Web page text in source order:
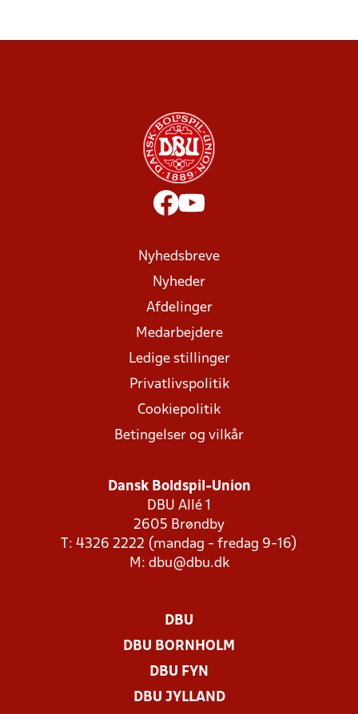
Nyhedsbreve
Nyheder
Afdelinger
Medarbejdere
Ledige stillinger
Privatlivspolitik
Cookiepolitik
Betingelser og vilkår
Dansk Boldspil-Union
DBU Allé 1
2605 Brøndby
T: 4326 2222 (mandag - fredag 9-16)
M: dbu@dbu.dk
DBU
DBU BORNHOLM
DBU FYN
DBU JYLLAND